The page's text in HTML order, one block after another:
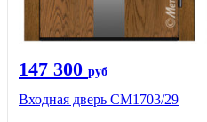
147 300 руб
Входная дверь СМ1703/29